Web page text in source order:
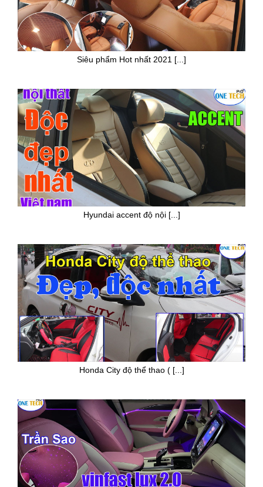
Siêu phẩm Hot nhất 2021 [...]
Hyundai accent độ nội [...]
Honda City độ thể thao ( [...]